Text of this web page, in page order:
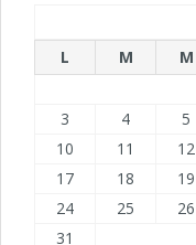
L
M M
3
4 5
10
11 12
17
18 19
24
25 26
31